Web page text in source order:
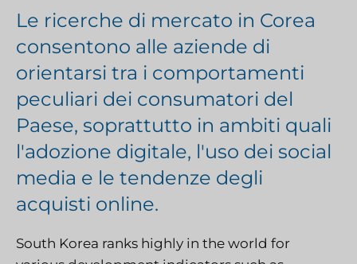
Le ricerche di mercato in Corea
consentono alle aziende di
orientarsi tra i comportamenti
peculiari dei consumatori del
Paese, soprattutto in ambiti quali
l'adozione digitale, l'uso dei social
media e le tendenze degli
acquisti online.
South Korea ranks highly in the world for